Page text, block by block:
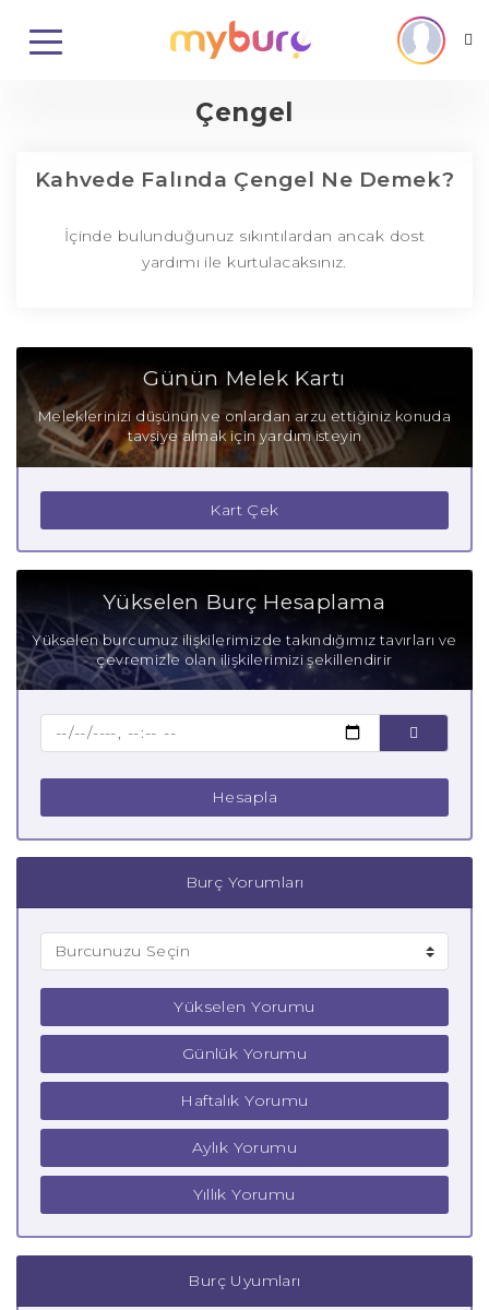
Çengel
Kahvede Falında Çengel Ne Demek?
İçinde bulunduğunuz sıkıntılardan ancak dost
yardımı ile kurtulacaksınız.
Günün Melek Kartı
Meleklerinizi düşünün ve onlardan arzu ettiğiniz konuda
tavsiye almak için yardım isteyin
Kart Çek
Yükselen Burç Hesaplama
Yükselen burcumuz ilişkilerimizde takındığımız tavırları ve
çevremizle olan ilişkilerimizi şekillendirir
Hesapla
Burç Yorumları
Yükselen Yorumu
Günlük Yorumu
Haftalık Yorumu
Aylık Yorumu
Yıllık Yorumu
Burç Uyumları